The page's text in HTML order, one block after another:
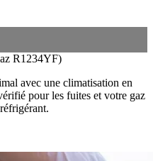
R1234YF)
avec une climatisation en
pour les fuites et votre gaz